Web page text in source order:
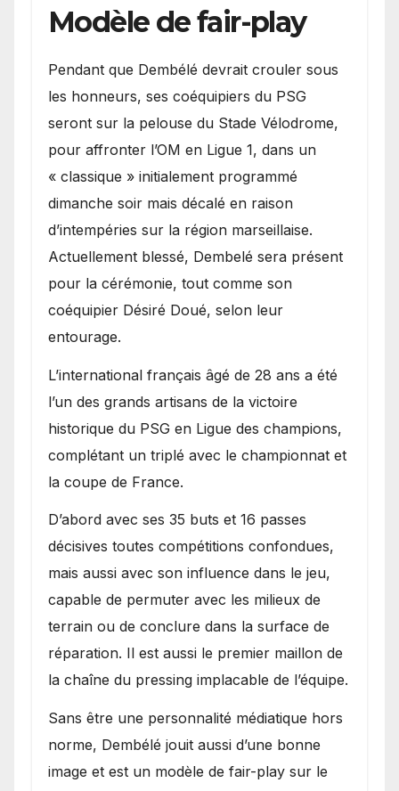
Modèle de fair-play
Pendant que Dembélé devrait crouler sous
les honneurs, ses coéquipiers du PSG
seront sur la pelouse du Stade Vélodrome,
pour affronter l’OM en Ligue 1, dans un
« classique » initialement programmé
dimanche soir mais décalé en raison
d’intempéries sur la région marseillaise.
Actuellement blessé, Dembelé sera présent
pour la cérémonie, tout comme son
coéquipier Désiré Doué, selon leur
entourage.
L’international français âgé de 28 ans a été
l’un des grands artisans de la victoire
historique du PSG en Ligue des champions,
complétant un triplé avec le championnat et
la coupe de France.
D’abord avec ses 35 buts et 16 passes
décisives toutes compétitions confondues,
mais aussi avec son influence dans le jeu,
capable de permuter avec les milieux de
terrain ou de conclure dans la surface de
réparation. Il est aussi le premier maillon de
la chaîne du pressing implacable de l’équipe.
Sans être une personnalité médiatique hors
norme, Dembélé jouit aussi d’une bonne
image et est un modèle de fair-play sur le